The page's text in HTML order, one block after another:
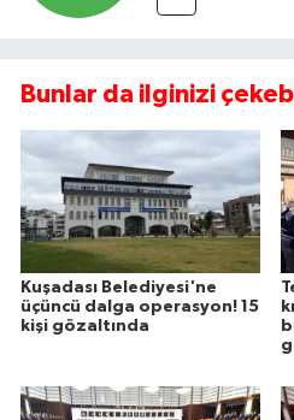
Bunlar da ilginizi
Kuşadası Belediyesi'ne
üçüncü dalga operasyon! 15
kişi gözaltında